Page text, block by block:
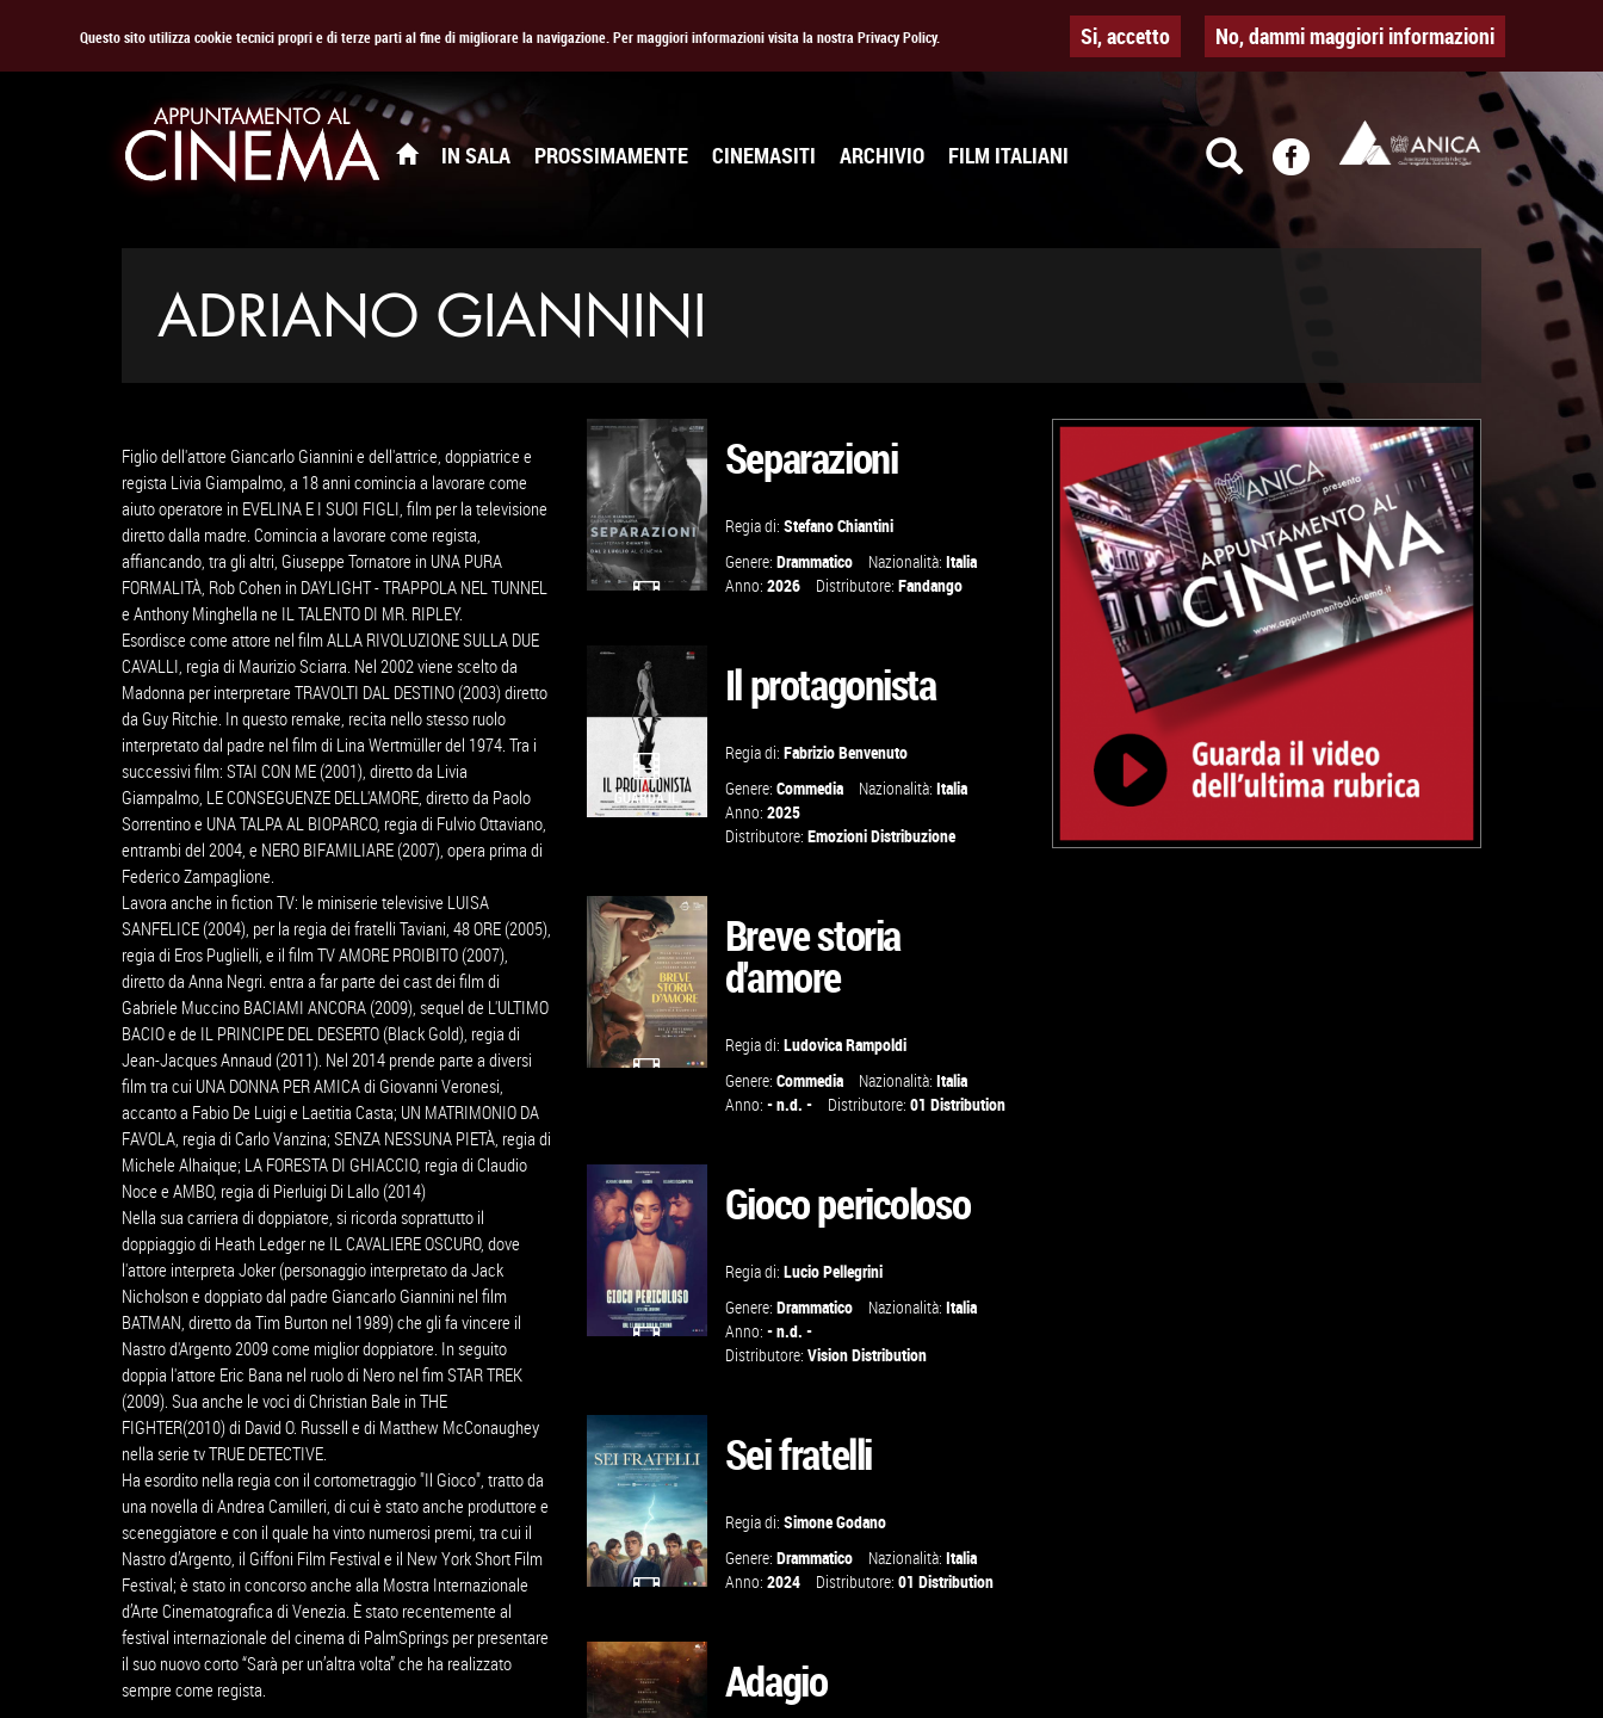
Questo sito utilizza cookie tecnici propri e di terze parti al fine di migliorare la navigazione. Per maggiori informazioni visita la nostra Privacy Policy. Si, accetto No, dammi maggiori informazioni
IN SALA PROSSIMAMENTE CINEMASITI ARCHIVIO FILM ITALIANI
ADRIANO GIANNINI
Figlio dell'attore Giancarlo Giannini e dell'attrice, doppiatrice e
regista Livia Giampalmo, a 18 anni comincia a lavorare come
aiuto operatore in EVELINA E I SUOI FIGLI, film per la televisione
diretto dalla madre. Comincia a lavorare come regista,
affiancando, tra gli altri, Giuseppe Tornatore in UNA PURA
FORMALITÀ, Rob Cohen in DAYLIGHT - TRAPPOLA NEL TUNNEL
e Anthony Minghella ne IL TALENTO DI MR. RIPLEY.
Esordisce come attore nel film ALLA RIVOLUZIONE SULLA DUE
CAVALLI, regia di Maurizio Sciarra. Nel 2002 viene scelto da
Madonna per interpretare TRAVOLTI DAL DESTINO (2003) diretto
da Guy Ritchie. In questo remake, recita nello stesso ruolo
interpretato dal padre nel film di Lina Wertmüller del 1974. Tra i
successivi film: STAI CON ME (2001), diretto da Livia
Giampalmo, LE CONSEGUENZE DELL'AMORE, diretto da Paolo
Sorrentino e UNA TALPA AL BIOPARCO, regia di Fulvio Ottaviano,
entrambi del 2004, e NERO BIFAMILIARE (2007), opera prima di
Federico Zampaglione.
Lavora anche in fiction TV: le miniserie televisive LUISA
SANFELICE (2004), per la regia dei fratelli Taviani, 48 ORE (2005),
regia di Eros Puglielli, e il film TV AMORE PROIBITO (2007),
diretto da Anna Negri. entra a far parte dei cast dei film di
Gabriele Muccino BACIAMI ANCORA (2009), sequel de L'ULTIMO
BACIO e de IL PRINCIPE DEL DESERTO (Black Gold), regia di
Jean-Jacques Annaud (2011). Nel 2014 prende parte a diversi
film tra cui UNA DONNA PER AMICA di Giovanni Veronesi,
accanto a Fabio De Luigi e Laetitia Casta; UN MATRIMONIO DA
FAVOLA, regia di Carlo Vanzina; SENZA NESSUNA PIETÀ, regia di
Michele Alhaique; LA FORESTA DI GHIACCIO, regia di Claudio
Noce e AMBO, regia di Pierluigi Di Lallo (2014)
Nella sua carriera di doppiatore, si ricorda soprattutto il
doppiaggio di Heath Ledger ne IL CAVALIERE OSCURO, dove
l'attore interpreta Joker (personaggio interpretato da Jack
Nicholson e doppiato dal padre Giancarlo Giannini nel film
BATMAN, diretto da Tim Burton nel 1989) che gli fa vincere il
Nastro d'Argento 2009 come miglior doppiatore. In seguito
doppia l'attore Eric Bana nel ruolo di Nero nel fim STAR TREK
(2009). Sua anche le voci di Christian Bale in THE
FIGHTER(2010) di David O. Russell e di Matthew McConaughey
nella serie tv TRUE DETECTIVE.
Ha esordito nella regia con il cortometraggio "Il Gioco", tratto da
una novella di Andrea Camilleri, di cui è stato anche produttore e
sceneggiatore e con il quale ha vinto numerosi premi, tra cui il
Nastro d’Argento, il Giffoni Film Festival e il New York Short Film
Festival; è stato in concorso anche alla Mostra Internazionale
d’Arte Cinematografica di Venezia. È stato recentemente al
festival internazionale del cinema di PalmSprings per presentare
il suo nuovo corto “Sarà per un’altra volta” che ha realizzato
sempre come regista.
TRAILER
VAI ALLA
SCHEDA
Separazioni
Regia di: Stefano Chiantini
Genere: Drammatico Nazionalità: Italia
Anno: 2026 Distributore: Fandango
GUARDA IL
TROVA IL
CINEMA
VAI ALLA
SCHEDA
Il protagonista
Regia di: Fabrizio Benvenuto
Genere: Commedia Nazionalità: Italia
Anno: 2025
Distributore: Emozioni Distribuzione
VAI ALLA
SCHEDA
Breve storia
d'amore
Regia di: Ludovica Rampoldi
Genere: Commedia Nazionalità: Italia
Anno: - n.d. - Distributore: 01 Distribution
VAI ALLA
SCHEDA
Gioco pericoloso
Regia di: Lucio Pellegrini
Genere: Drammatico Nazionalità: Italia
Anno: - n.d. -
Distributore: Vision Distribution
TRAILER
Sei fratelli
Regia di: Simone Godano
Genere: Drammatico Nazionalità: Italia
Anno: 2024 Distributore: 01 Distribution
Adagio